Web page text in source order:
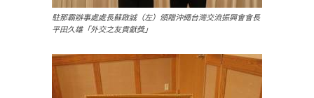
駐那霸辦事處處長蘇啟誠（左）頒贈沖繩台灣交流振興會會長
平田久雄「外交之友貢獻獎」